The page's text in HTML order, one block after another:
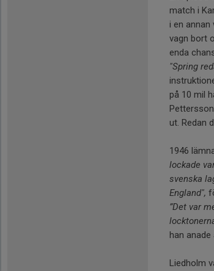
match i
i en annan
vagn bort
enda
"Spring
på 10 mil
ut. Redan
1946
lockade
svenska
England",
”Det var
han
Liedholm